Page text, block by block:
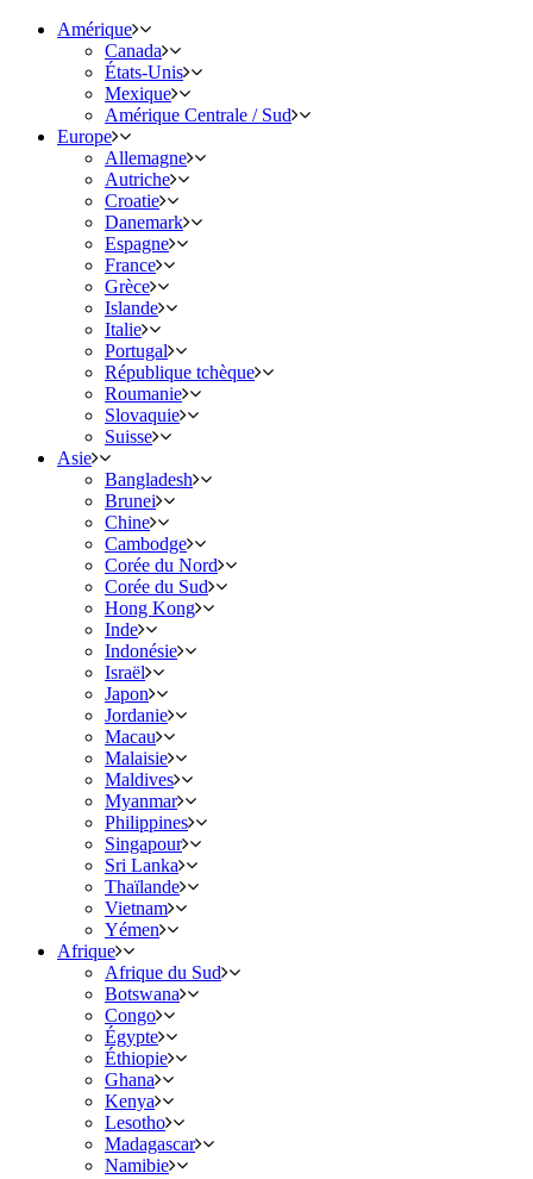
Amérique
Canada
États-Unis
Mexique
Amérique Centrale / Sud
Europe
Allemagne
Autriche
Croatie
Danemark
Espagne
France
Grèce
Islande
Italie
Portugal
République tchèque
Roumanie
Slovaquie
Suisse
Asie
Bangladesh
Brunei
Chine
Cambodge
Corée du Nord
Corée du Sud
Hong Kong
Inde
Indonésie
Israël
Japon
Jordanie
Macau
Malaisie
Maldives
Myanmar
Philippines
Singapour
Sri Lanka
Thaïlande
Vietnam
Yémen
Afrique
Afrique du Sud
Botswana
Congo
Égypte
Éthiopie
Ghana
Kenya
Lesotho
Madagascar
Namibie